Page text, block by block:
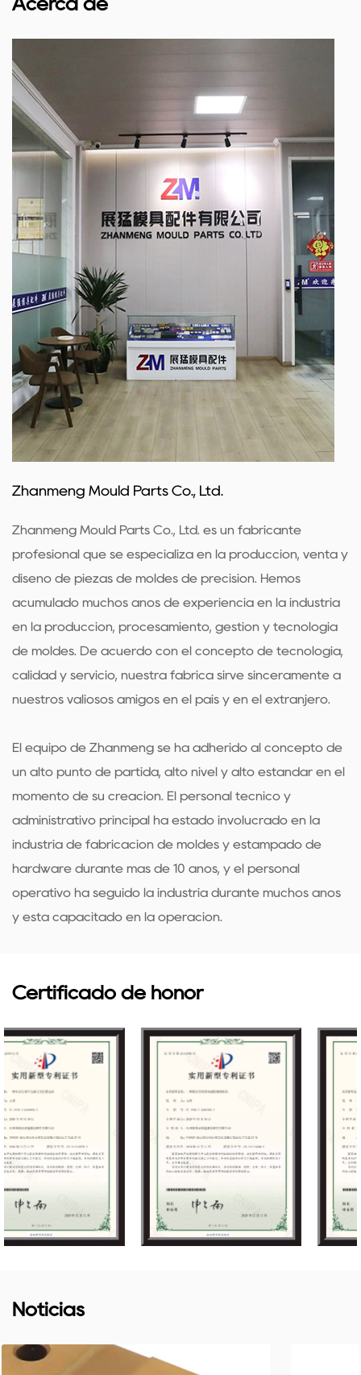
utilidad se extiende a áreas como el moldeo por
inyección, el moldeo por soplado y el moldeo por
extrusión, donde la precisión y la consistencia son
importantes. El bloque de localización garantiza que las
piezas del molde se alineen con precisión, lo que da
como resultado la producción de componentes
plásticos de alta calidad.
En conclusión, el bloque de localización de piezas de
moldes de plástico es un testimonio de nuestro
compromiso de ofrecer soluciones prácticas y eficaces
al sector manufacturero. Su papel discreto pero crucial
en el proceso de moldeo lo convierte en una
herramienta para los fabricantes que buscan precisión,
durabilidad y rentabilidad. A medida que continuamos
innovando y perfeccionando nuestra oferta de
productos, el bloque de localización de piezas de
moldes de plástico sigue siendo una opción confiable y
firme para quienes buscan optimizar sus operaciones
de moldeo de plástico.
Acerca de
Zhanmeng Mould Parts Co., Ltd.
Zhanmeng Mould Parts Co., Ltd. es un fabricante
profesional que se especializa en la producción, venta y
diseño de piezas de moldes de precisión. Hemos
acumulado muchos años de experiencia en la industria
en la producción, procesamiento, gestión y tecnología
de moldes. De acuerdo con el concepto de tecnología,
calidad y servicio, nuestra fábrica sirve sinceramente a
nuestros valiosos amigos en el país y en el extranjero.
El equipo de Zhanmeng se ha adherido al concepto de
un alto punto de partida, alto nivel y alto estándar en el
momento de su creación. El personal técnico y
administrativo principal ha estado involucrado en la
industria de fabricación de moldes y estampado de
hardware durante más de 10 años, y el personal
operativo ha seguido la industria durante muchos años
y está capacitado en la operación.
Certificado de honor
Noticias